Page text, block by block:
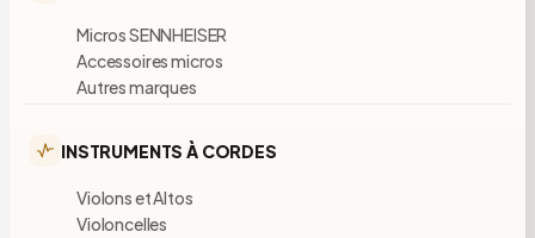
Micros SENNHEISER
Accessoires micros
Autres marques
INSTRUMENTS À CORDES
Violons et Altos
Violoncelles